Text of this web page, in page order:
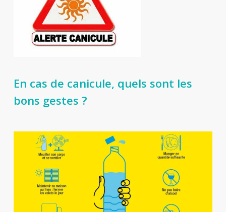
En cas de canicule, quels sont les
bons gestes ?